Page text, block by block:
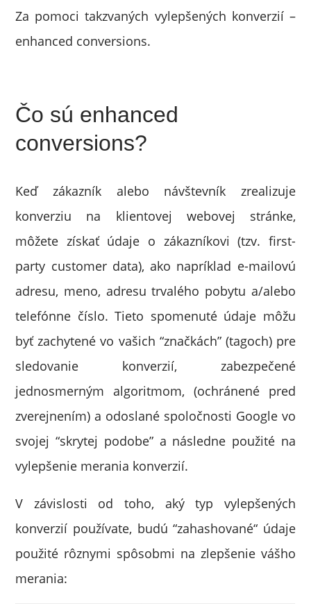
Za pomoci takzvaných vylepšených konverzií –
enhanced conversions.
Čo sú enhanced
conversions?
Keď zákazník alebo návštevník zrealizuje
konverziu na klientovej webovej stránke,
môžete získať údaje o zákazníkovi (tzv. first-
party customer data), ako napríklad e-mailovú
adresu, meno, adresu trvalého pobytu a/alebo
telefónne číslo. Tieto spomenuté údaje môžu
byť zachytené vo vašich “značkách” (tagoch) pre
sledovanie konverzií, zabezpečené
jednosmerným algoritmom, (ochránené pred
zverejnením) a odoslané spoločnosti Google vo
svojej “skrytej podobe” a následne použité na
vylepšenie merania konverzií.
V závislosti od toho, aký typ vylepšených
konverzií používate, budú “zahashované“ údaje
použité rôznymi spôsobmi na zlepšenie vášho
merania: